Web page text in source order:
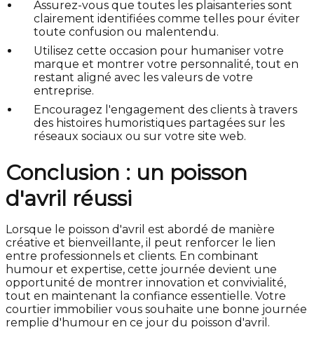
Assurez-vous que toutes les plaisanteries sont
clairement identifiées comme telles pour éviter
toute confusion ou malentendu.
Utilisez cette occasion pour humaniser votre
marque et montrer votre personnalité, tout en
restant aligné avec les valeurs de votre
entreprise.
Encouragez l'engagement des clients à travers
des histoires humoristiques partagées sur les
réseaux sociaux ou sur votre site web.
Conclusion : un poisson
d'avril réussi
Lorsque le poisson d'avril est abordé de manière
créative et bienveillante, il peut renforcer le lien
entre professionnels et clients. En combinant
humour et expertise, cette journée devient une
opportunité de montrer innovation et convivialité,
tout en maintenant la confiance essentielle. Votre
courtier immobilier vous souhaite une bonne journée
remplie d'humour en ce jour du poisson d'avril.